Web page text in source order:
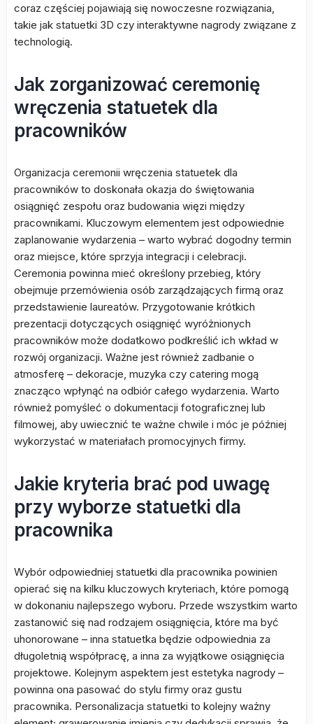
coraz częściej pojawiają się nowoczesne rozwiązania,
takie jak statuetki 3D czy interaktywne nagrody związane z
technologią.
Jak zorganizować ceremonię
wręczenia statuetek dla
pracowników
Organizacja ceremonii wręczenia statuetek dla
pracowników to doskonała okazja do świętowania
osiągnięć zespołu oraz budowania więzi między
pracownikami. Kluczowym elementem jest odpowiednie
zaplanowanie wydarzenia – warto wybrać dogodny termin
oraz miejsce, które sprzyja integracji i celebracji.
Ceremonia powinna mieć określony przebieg, który
obejmuje przemówienia osób zarządzających firmą oraz
przedstawienie laureatów. Przygotowanie krótkich
prezentacji dotyczących osiągnięć wyróżnionych
pracowników może dodatkowo podkreślić ich wkład w
rozwój organizacji. Ważne jest również zadbanie o
atmosferę – dekoracje, muzyka czy catering mogą
znacząco wpłynąć na odbiór całego wydarzenia. Warto
również pomyśleć o dokumentacji fotograficznej lub
filmowej, aby uwiecznić te ważne chwile i móc je później
wykorzystać w materiałach promocyjnych firmy.
Jakie kryteria brać pod uwagę
przy wyborze statuetki dla
pracownika
Wybór odpowiedniej statuetki dla pracownika powinien
opierać się na kilku kluczowych kryteriach, które pomogą
w dokonaniu najlepszego wyboru. Przede wszystkim warto
zastanowić się nad rodzajem osiągnięcia, które ma być
uhonorowane – inna statuetka będzie odpowiednia za
długoletnią współpracę, a inna za wyjątkowe osiągnięcia
projektowe. Kolejnym aspektem jest estetyka nagrody –
powinna ona pasować do stylu firmy oraz gustu
pracownika. Personalizacja statuetki to kolejny ważny